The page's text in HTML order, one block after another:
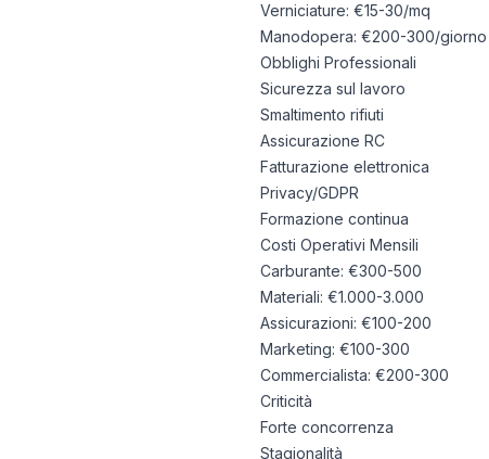
Verniciature: €15-30/mq
Manodopera: €200-300/giorno
Obblighi Professionali
Sicurezza sul lavoro
Smaltimento rifiuti
Assicurazione RC
Fatturazione elettronica
Privacy/GDPR
Formazione continua
Costi Operativi Mensili
Carburante: €300-500
Materiali: €1.000-3.000
Assicurazioni: €100-200
Marketing: €100-300
Commercialista: €200-300
Criticità
Forte concorrenza
Stagionalità